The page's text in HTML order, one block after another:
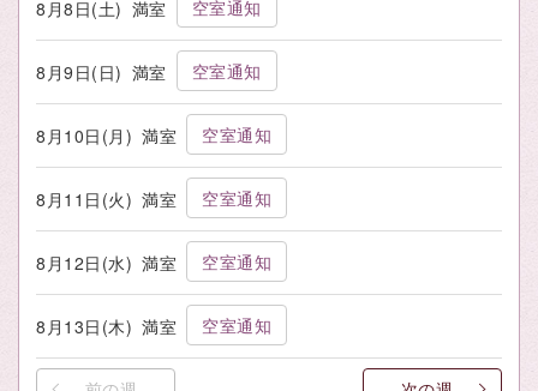
8月8日(土) 満室 空室通知
8月9日(日) 満室 空室通知
8月10日(月) 満室 空室通知
8月11日(火) 満室 空室通知
8月12日(水) 満室 空室通知
8月13日(木) 満室 空室通知